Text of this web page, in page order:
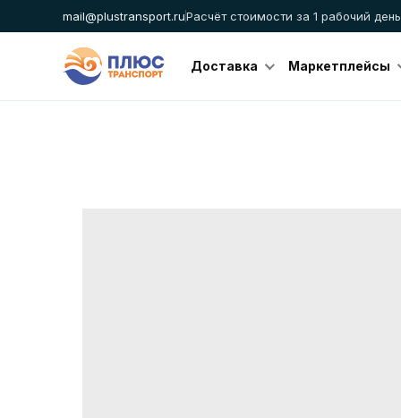
mail@plustransport.ruРасчёт стоимости за 1 рабочий день
Доставка Маркетплейсы